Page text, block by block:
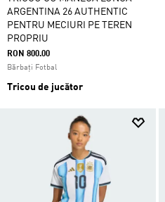
ARGENTINA 26 AUTHENTIC
PENTRU MECIURI PE TEREN
PROPRIU
RON 800.00
Bărbați Fotbal
Tricou de jucător